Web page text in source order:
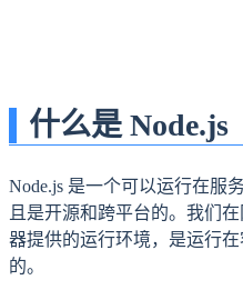
什么是 Node.js
Node.js 是一个可以运行在服
且是开源和跨平台的。我们
器提供的运行环境，是运行
的。